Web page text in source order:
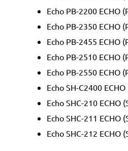
Echo PB-2200 ECHO
Echo PB-2350 ECHO
Echo PB-2455 ECHO
Echo PB-2510 ECHO
Echo PB-2550 ECHO
Echo SH-C2400
Echo SHC-210 ECHO
Echo SHC-211 ECHO
Echo SHC-212 ECHO